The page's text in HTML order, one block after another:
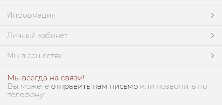
Информация
Личный кабинет
Мы в соц сетях
Мы всегда на связи!
Вы можете отправить нам письмо или позвонить по
телефону: